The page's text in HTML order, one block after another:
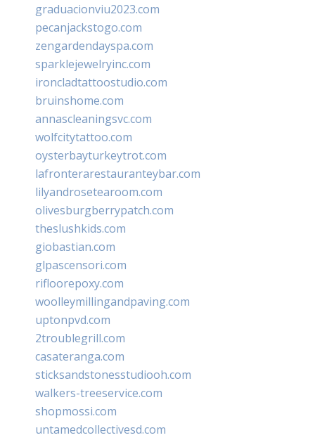
graduacionviu2023.com
pecanjackstogo.com
zengardendayspa.com
sparklejewelryinc.com
ironcladtattoostudio.com
bruinshome.com
annascleaningsvc.com
wolfcitytattoo.com
oysterbayturkeytrot.com
lafronterarestauranteybar.com
lilyandrosetearoom.com
olivesburgberrypatch.com
theslushkids.com
giobastian.com
glpascensori.com
rifloorepoxy.com
woolleymillingandpaving.com
uptonpvd.com
2troublegrill.com
casateranga.com
sticksandstonesstudiooh.com
walkers-treeservice.com
shopmossi.com
untamedcollectivesd.com